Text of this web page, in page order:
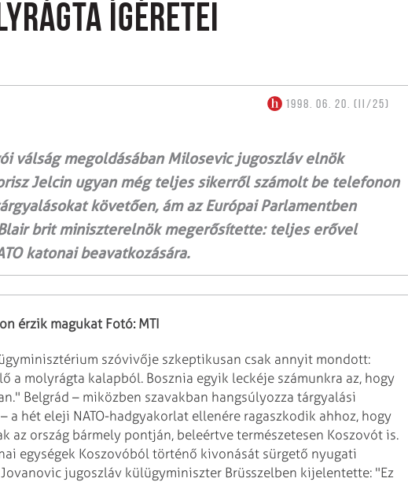
ígéretei
1998. 06. 20. (II/25)
válság megoldásában Milosevic jugoszláv elnök
Jelcin ugyan még teljes sikerről számolt be telefonon
követően, ám az Európai Parlamentben
brit miniszterelnök megerősítette: teljes erővel
katonai beavatkozására.
érzik magukat Fotó: MTI
szóvivője szkeptikusan csak annyit mondott:
a molyrágta kalapból. Bosznia egyik leckéje számunkra az, hogy
Belgrád – miközben szavakban hangsúlyozza tárgyalási
a hét eleji NATO-hadgyakorlat ellenére ragaszkodik ahhoz, hogy
az ország bármely pontján, beleértve természetesen Koszovót is.
egységek Koszovóból történő kivonását sürgető nyugati
jugoszláv külügyminiszter Brüsszelben kijelentette: "Ez